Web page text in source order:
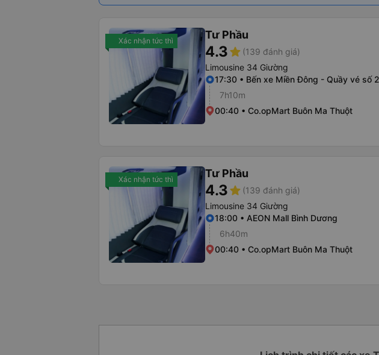
Xác nhận tức thì Tư Phầu
4.3star (139 đánh giá)
Limousine 34 Giường
17:30 • Bến xe Miền Đông - Quầy vé số
7h10m
00:40 • Co.opMart Buôn Ma Thuột
Xác nhận tức thì Tư Phầu
4.3star (139 đánh giá)
Limousine 34 Giường
18:00 • AEON Mall Bình Dương
6h40m
00:40 • Co.opMart Buôn Ma Thuột